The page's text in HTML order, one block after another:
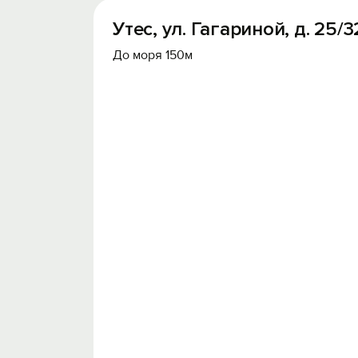
Утес, ул. Гагариной, д. 25/
До моря 150м